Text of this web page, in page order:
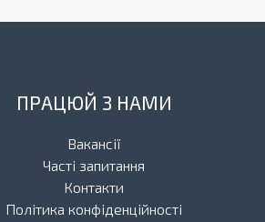
ПРАЦЮЙ З НАМИ
Вакансії
Часті запитання
Контакти
Політика конфіденційності